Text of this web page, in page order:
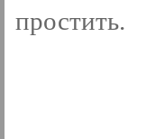
простить.